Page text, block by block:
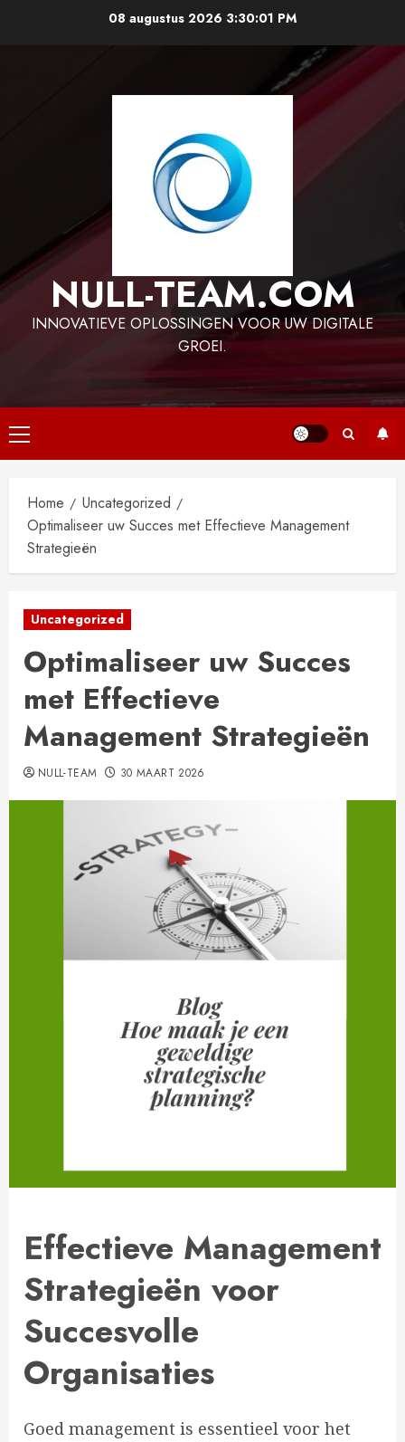
08 augustus 2026 3:30:02 PM
NULL-TEAM.COM
INNOVATIEVE OPLOSSINGEN VOOR UW DIGITALE
GROEI.
Primair
menu
Home
Uncategorized
Optimaliseer uw Succes met Effectieve Management
Strategieën
Uncategorized
Optimaliseer uw Succes
met Effectieve
Management Strategieën
NULL-TEAM 30 MAART 2026
Effectieve Management
Strategieën voor
Succesvolle
Organisaties
Goed management is essentieel voor het